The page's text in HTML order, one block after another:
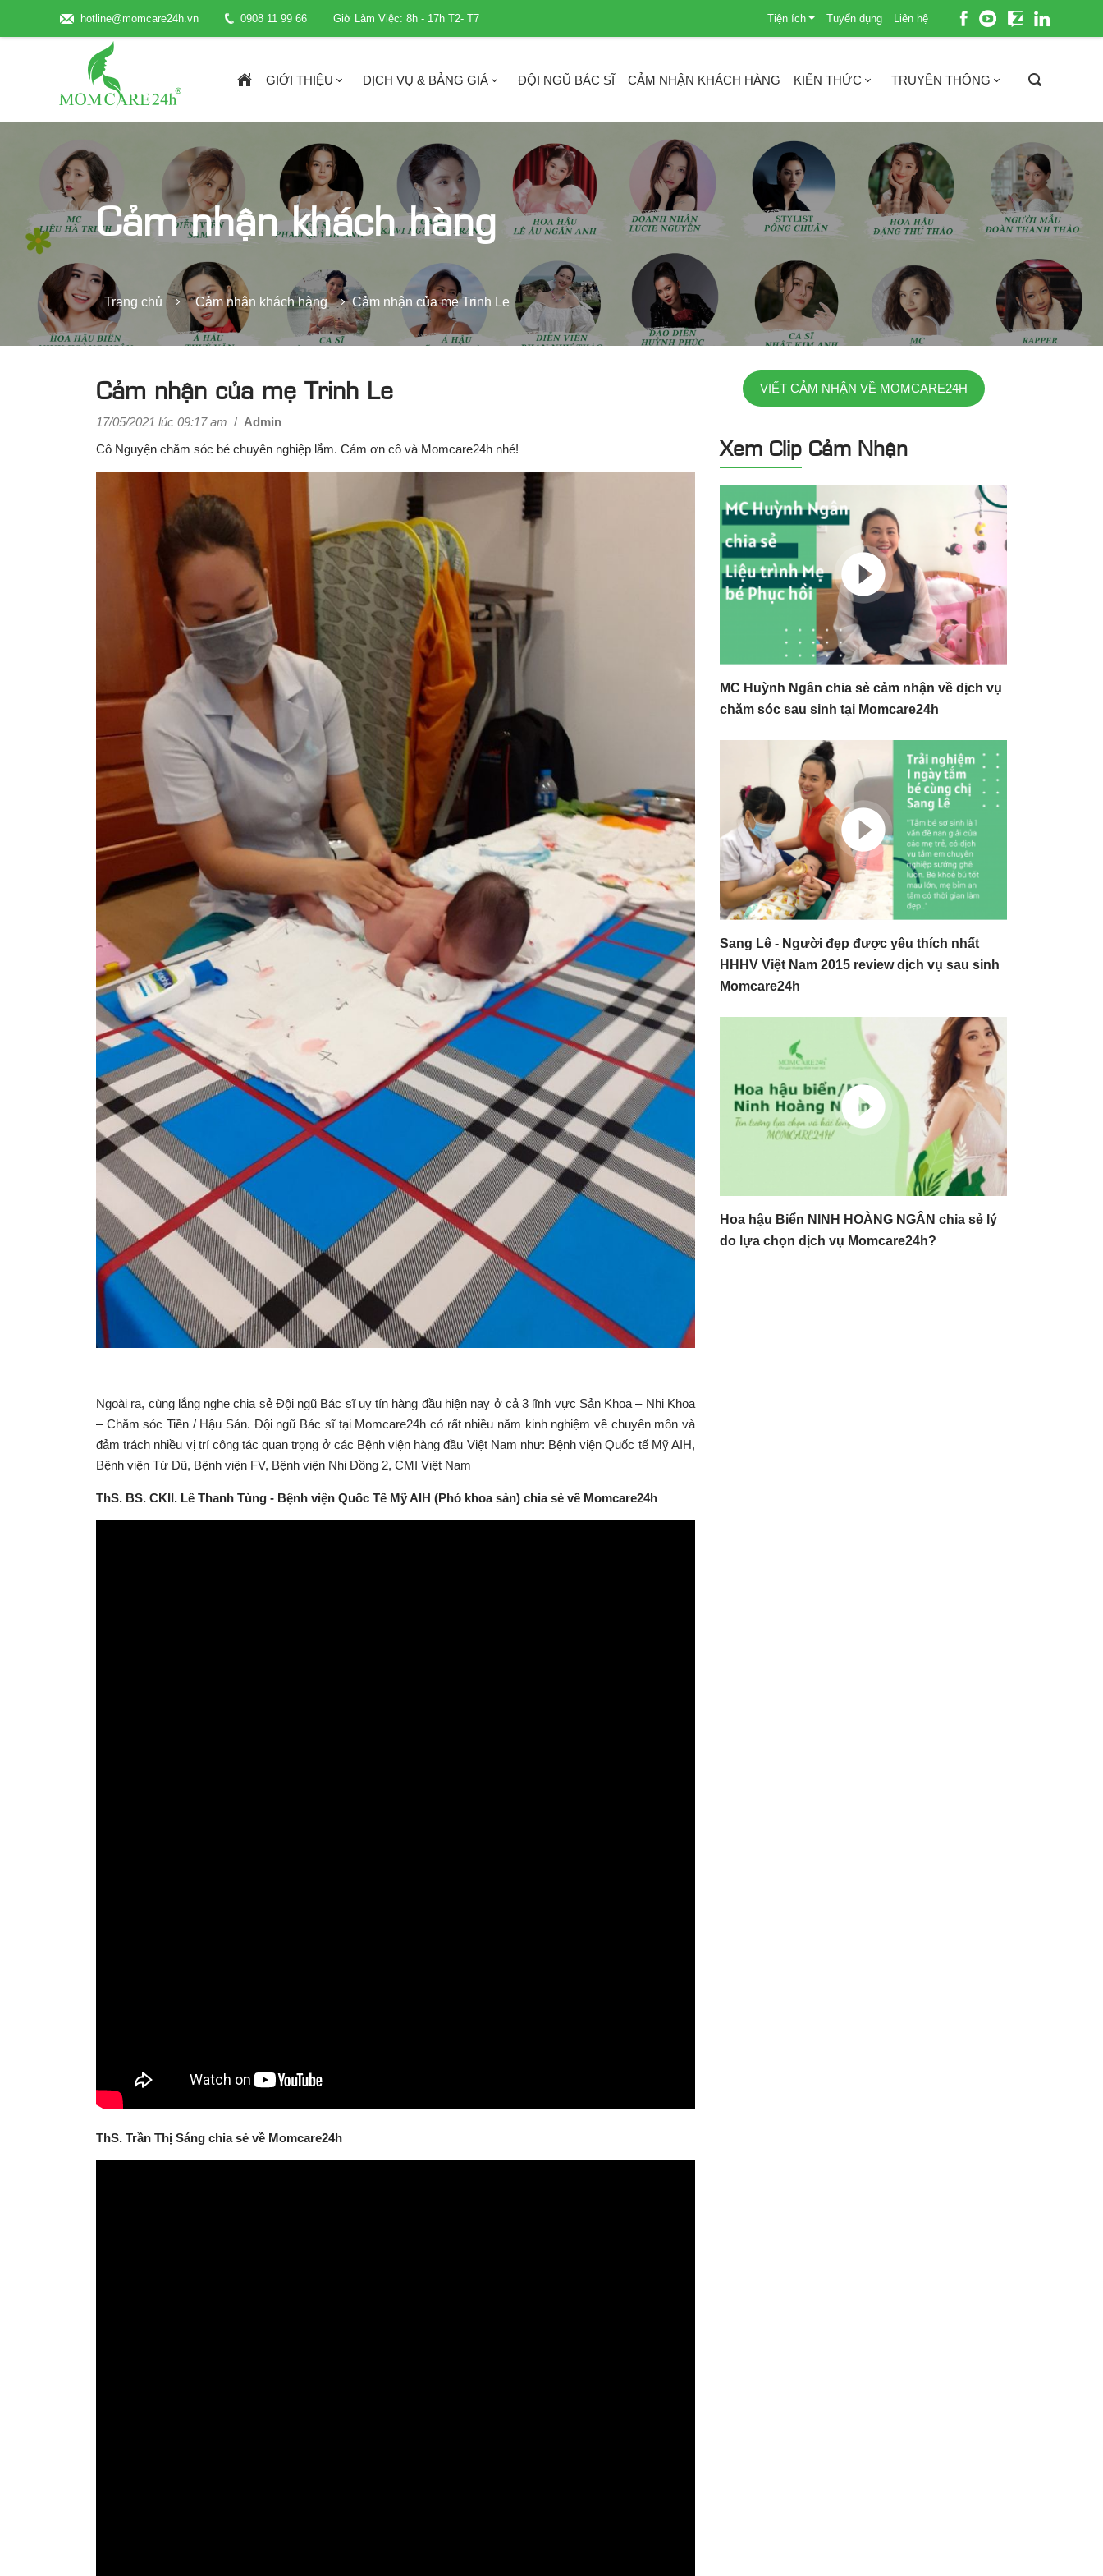
hotline@momcare24h.vn 0908 11 99 66 Giờ Làm Việc: 8h - 17h T2- T7 Tiện ích Tuyển dụng Liên hệ
GIỚI THIỆU DỊCH VỤ & BẢNG GIÁ ĐỘI NGŨ BÁC SĨ CẢM NHẬN KHÁCH HÀNG KIẾN THỨC TRUYỀN THÔNG
Cảm nhận khách hàng
Trang chủ Cảm nhận khách hàng Cảm nhận của mẹ Trinh Le
Cảm nhận của mẹ Trinh Le
17/05/2021 lúc 09:17 am / Admin
Cô Nguyện chăm sóc bé chuyên nghiệp lắm. Cảm ơn cô và Momcare24h nhé!
Ngoài ra, cùng lắng nghe chia sẻ Đội ngũ Bác sĩ uy tín hàng đầu hiện nay ở cả 3 lĩnh vực Sản Khoa – Nhi Khoa
– Chăm sóc Tiền / Hậu Sản. Đội ngũ Bác sĩ tại Momcare24h có rất nhiều năm kinh nghiệm về chuyên môn và
đảm trách nhiều vị trí công tác quan trọng ở các Bệnh viện hàng đầu Việt Nam như: Bệnh viện Quốc tế Mỹ AIH,
Bệnh viện Từ Dũ, Bệnh viện FV, Bệnh viện Nhi Đồng 2, CMI Việt Nam
ThS. BS. CKII. Lê Thanh Tùng - Bệnh viện Quốc Tế Mỹ AIH (Phó khoa sản) chia sẻ về Momcare24h
ThS. Trần Thị Sáng chia sẻ về Momcare24h
VIẾT CẢM NHẬN VỀ MOMCARE24H
Xem Clip Cảm Nhận
MC Huỳnh Ngân chia sẻ cảm nhận về dịch vụ
chăm sóc sau sinh tại Momcare24h
Sang Lê - Người đẹp được yêu thích nhất
HHHV Việt Nam 2015 review dịch vụ sau sinh
Momcare24h
Hoa hậu Biển NINH HOÀNG NGÂN chia sẻ lý
do lựa chọn dịch vụ Momcare24h?